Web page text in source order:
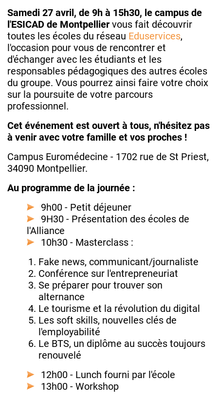
Samedi 27 avril, de 9h à 15h30, le campus de
l'ESICAD de Montpellier vous fait découvrir
toutes les écoles du réseau Eduservices,
l'occasion pour vous de rencontrer et
d'échanger avec les étudiants et les
responsables pédagogiques des autres écoles
du groupe. Vous pourrez ainsi faire votre choix
sur la poursuite de votre parcours
professionnel.
Cet événement est ouvert à tous, n'hésitez pas
à venir avec votre famille et vos proches !
Campus Euromédecine - 1702 rue de St Priest,
34090 Montpellier.
Au programme de la journée :
9h00 - Petit déjeuner
9H30 - Présentation des écoles de
l'Alliance
10h30 - Masterclass :
​Fake news, communicant/journaliste
Conférence sur l'entrepreneuriat
Se préparer pour trouver son
alternance
Le tourisme et la révolution du digital
Les soft skills, nouvelles clés de
l'employabilité
Le BTS, un diplôme au succès toujours
renouvelé
12h00 - Lunch fourni par l'école
13h00 - Workshop